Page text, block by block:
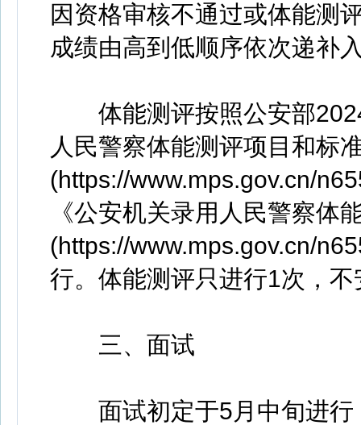
因资格审核不通过或体能测
成绩由高到低顺序依次递补
体能测评按照公安部
人民警察体能测评项目和标
(https://www.mps.gov.cn/
《公安机关录用人民警察体
(https://www.mps.gov.cn/
行。体能测评只进行1次，
三、面试
面试初定于5月中旬进行